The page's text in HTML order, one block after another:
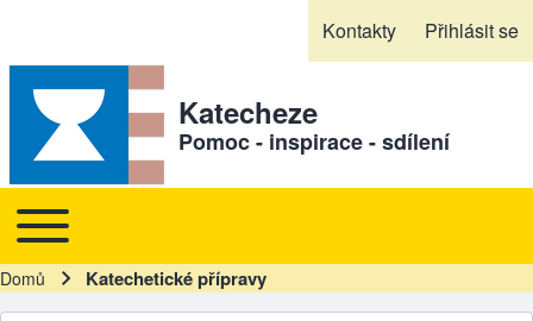
Kontakty Přihlásit se
Katecheze
Pomoc - inspirace - sdílení
Hlavní navigace
Toggle main menu
Drobečková navigace
Domů Katechetické přípravy